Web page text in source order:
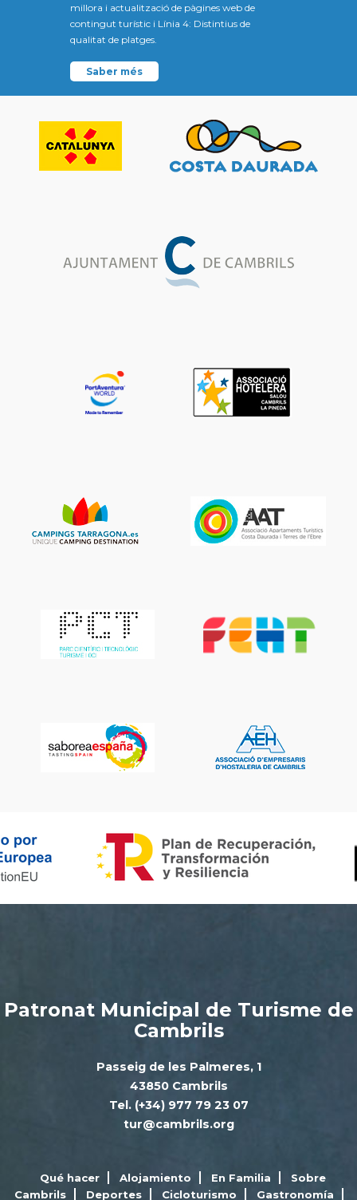
millora i actualització de pàgines web de
contingut turístic i Línia 4: Distintius de
qualitat de platges.
Saber més
Patronat Municipal de Turisme de
Cambrils
Passeig de les Palmeres, 1
43850 Cambrils
Tel. (+34) 977 79 23 07
tur@cambrils.org
Qué hacer Alojamiento En Familia
Sobre
Cambrils
Deportes Cicloturismo Gastronomía